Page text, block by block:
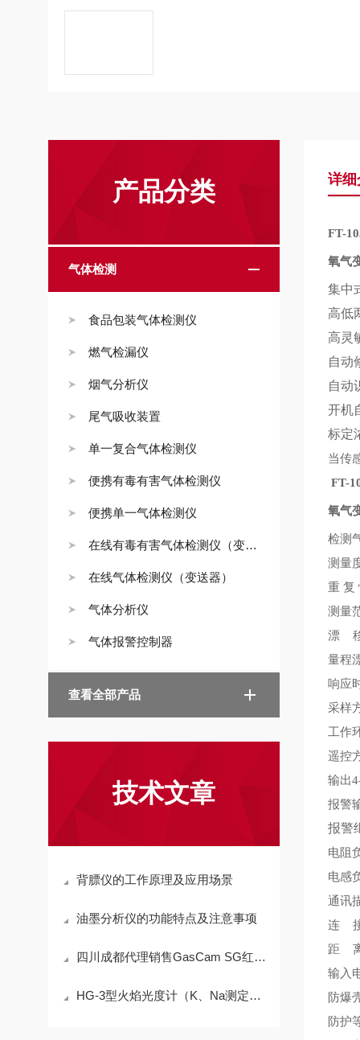
产品分类
气体检测
食品包装气体检测仪
燃气检漏仪
烟气分析仪
尾气吸收装置
单一复合气体检测仪
便携有毒有害气体检测仪
便携单一气体检测仪
在线有毒有害气体检测仪（变送器）
在线气体检测仪（变送器）
气体分析仪
气体报警控制器
查看全部产品
技术文章
背膘仪的工作原理及应用场景
油墨分析仪的功能特点及注意事项
四川成都代理销售GasCam SG红外甲烷检测仪
HG-3型火焰光度计（K、Na测定仪）方法
详细
FT-
氧气
集中
高低
高灵
自动
自动
开机
标定
当传
FT-
氧气
检测
测量
重 复
测量
漂
量程
响应
采样
工作
遥控
输出
报警
报警
电阻
电感
通讯
连
距
输入
防爆
防护